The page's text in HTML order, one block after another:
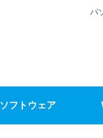
パ
ソフトウェア